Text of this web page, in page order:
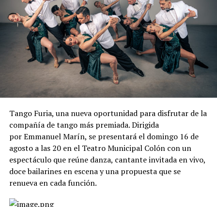
Tango Furia, una nueva oportunidad para disfrutar de la
compañía de tango más premiada. Dirigida
por Emmanuel Marín, se presentará el domingo 16 de
agosto a las 20 en el Teatro Municipal Colón con un
espectáculo que reúne danza, cantante invitada en vivo,
doce bailarines en escena y una propuesta que se
renueva en cada función.